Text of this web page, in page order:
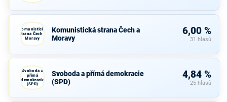
Komunistická
strana Čech a
Moravy
Komunistická strana Čech a
Moravy
6,00 %
31 hlasů
Svoboda a
přímá
demokracie
(SPD)
Svoboda a přímá demokracie
(SPD)
4,84 %
25 hlasů